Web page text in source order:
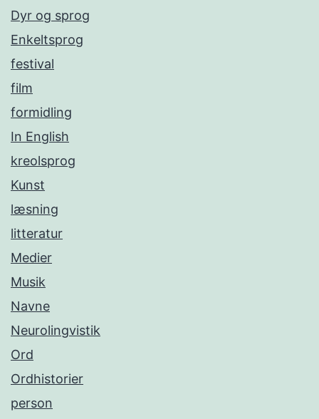
Dyr og sprog
Enkeltsprog
festival
film
formidling
In English
kreolsprog
Kunst
læsning
litteratur
Medier
Musik
Navne
Neurolingvistik
Ord
Ordhistorier
person